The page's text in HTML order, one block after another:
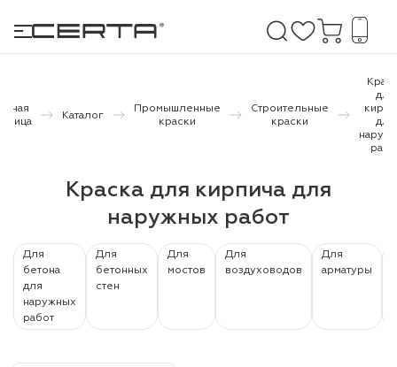
и дачи
бетону,
Каталог
Промышленные
краски
Строительные
краски
для
для
Краска для кирпича для
наружных работ
Для
бетона
для
наружных
работ
Для
бетонных
стен
Для
мостов
Для
воздуховодов
Для
арматуры